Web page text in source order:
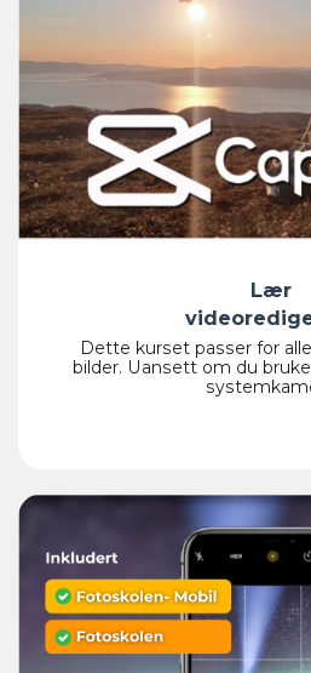
Lær
Dette kurset passer for
bilder. Uansett om du